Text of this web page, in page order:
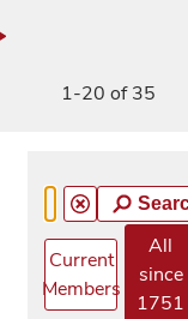
1-20 of 35
Current
Members
All
since
1751